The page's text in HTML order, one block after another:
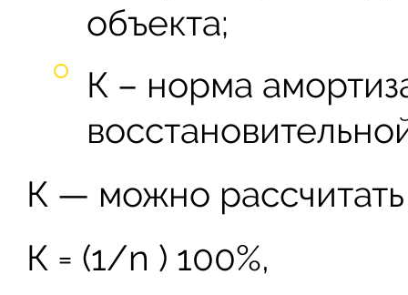
объекта;
К – норма
К — можно
К = (1/n ) 100%,